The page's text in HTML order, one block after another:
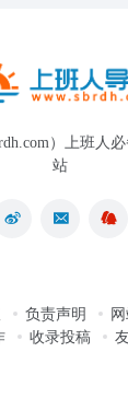
）上班人
站
负责声明
收录投稿